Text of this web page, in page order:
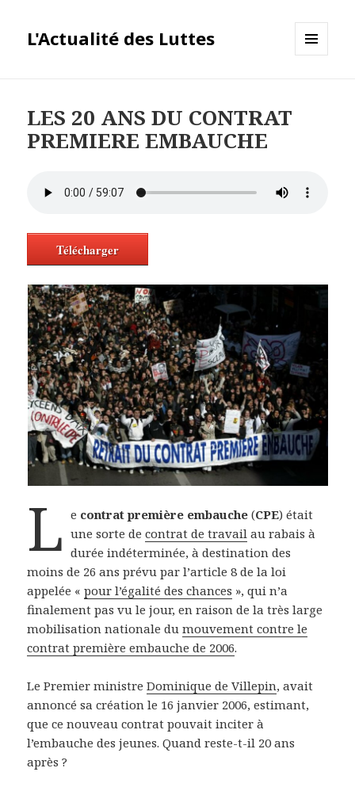
L'Actualité des Luttes
LES 20 ANS DU CONTRAT
PREMIERE EMBAUCHE
Télécharger
L e contrat première embauche(CPE) était
une sorte de contrat de travailau rabais à
durée indéterminée, à destination des
moins de 26 ans prévu par l’article 8 de la loi
appelée «pour l’égalité des chances », qui n’a
finalement pas vu le jour, en raison de la très large
mobilisation nationale dumouvement contre le
contrat première embauche de 2006.
Le Premier ministreDominique de Villepin, avait
annoncé sa création le 16 janvier 2006, estimant,
que ce nouveau contrat pouvait inciter à
l’embauche des jeunes. Quand reste-t-il 20 ans
après ?